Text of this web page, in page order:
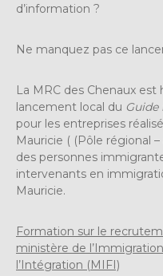
d’information ?
Ne manquez pas ce
La MRC des Chenaux
lancement local du Guide
pour les entreprises
Mauricie ( (Pôle régional
des personnes
intervenants en
Mauricie.
Formation sur le
ministère de
l’Intégration (MIFI)